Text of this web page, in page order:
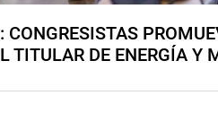
CONGRESISTAS
TITULAR DE ENERGÍA Y